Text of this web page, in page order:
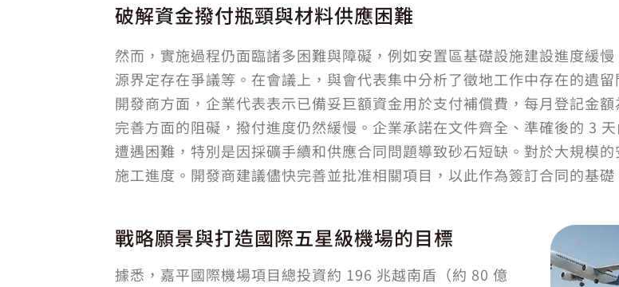
破解資金撥付瓶頸與材料供應困難
然而，實施過程仍面臨諸多困難與障礙，例如安置區基礎設施建設進度緩
源界定存在爭議等。在會議上，與會代表集中分析了徵地工作中存在的遺
開發商方面，企業代表表示已備妥巨額資金用於支付補償費，每月登記金
完善方面的阻礙，撥付進度仍然緩慢。企業承諾在文件齊全、準確後的 3
遭遇困難，特別是因採礦手續和供應合同問題導致砂石短缺。對於大規模
施工進度。開發商建議儘快完善並批准相關項目，以此作為簽訂合同的基
戰略願景與打造國際五星級機場的目標
據悉，嘉平國際機場項目總投資約 196 兆越南盾（約 80 億